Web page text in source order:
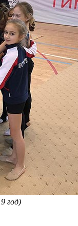
год)